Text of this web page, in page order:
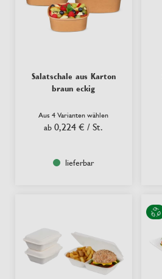
Salatschale aus Karton
braun eckig
Aus 4 Varianten wählen
ab 0,224 € / St.
lieferbar